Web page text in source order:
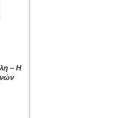
– Η